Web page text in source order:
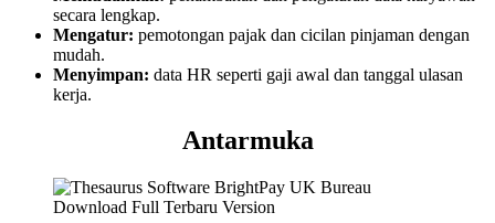
secara lengkap.
Mengatur: pemotongan pajak dan cicilan pinjaman dengan
mudah.
Menyimpan: data HR seperti gaji awal dan tanggal ulasan
kerja.
Antarmuka